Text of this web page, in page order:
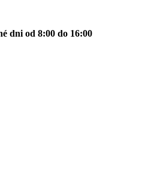
dni od 8:00 do 16:00